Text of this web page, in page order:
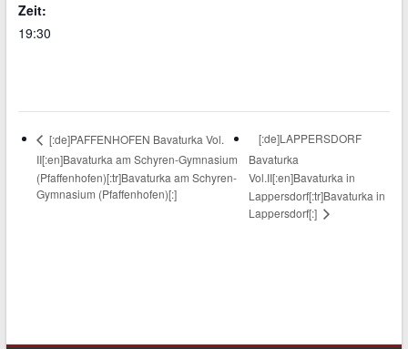
Zeit:
19:30
[:de]PAFFENHOFEN Bavaturka Vol.
II[:en]Bavaturka am Schyren-Gymnasium
(Pfaffenhofen)[:tr]Bavaturka am Schyren-
Gymnasium (Pfaffenhofen)[:]
[:de]LAPPERSDORF
Bavaturka
Vol.II[:en]Bavaturka in
Lappersdorf[:tr]Bavaturka in
Lappersdorf[:]